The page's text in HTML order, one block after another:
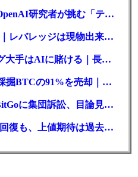
思考をAIに直接送る？元OpenAI研究者が挑む「テレパシー」開発とは
リップル、1ドル割れ目前｜レバレッジは現物出来高の6倍超
赤字転落のBTCマイニング大手はAIに賭ける｜長期負債17.8億ドル
マイニング大手MARA、採掘BTCの91%を売却｜純損失6億ドル
仮想通貨カストディ大手BitGoに集団訴訟、目論見書が争点に
ビットコイン6万5000ドル回復も、上値期待は過去最低の23%